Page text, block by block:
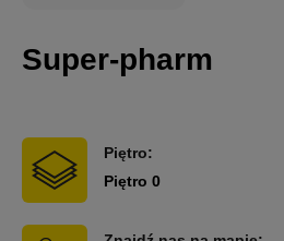
Super-pharm
Piętro:
Piętro 0